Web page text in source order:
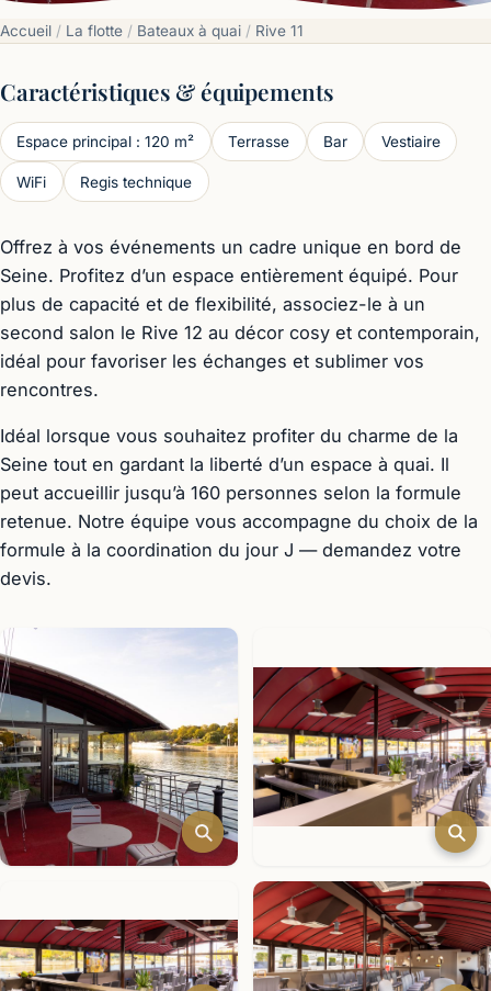
Accueil / La flotte / Bateaux à quai / Rive 11
Caractéristiques & équipements
Espace principal : 120 m² Terrasse Bar Vestiaire
WiFi Regis technique
Offrez à vos événements un cadre unique en bord de
Seine. Profitez d’un espace entièrement équipé. Pour
plus de capacité et de flexibilité, associez-le à un
second salon le Rive 12 au décor cosy et contemporain,
idéal pour favoriser les échanges et sublimer vos
rencontres.
Idéal lorsque vous souhaitez profiter du charme de la
Seine tout en gardant la liberté d’un espace à quai. Il
peut accueillir jusqu’à 160 personnes selon la formule
retenue. Notre équipe vous accompagne du choix de la
formule à la coordination du jour J — demandez votre
devis.